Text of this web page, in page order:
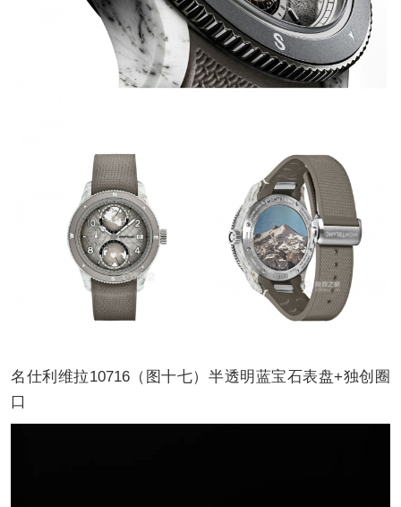
名仕利维拉10716（图十七）半透明蓝宝石表盘+独创圈
口